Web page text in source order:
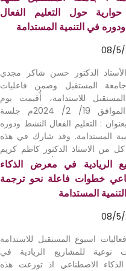
المساعد الدكتور مهدي عبادي مانع و
الدكتور علي كاظم الغرابي،
عامة عن الأهداف والتحديات
بدمج التكنولوجيا والذكاء
في مجال التنمية المستدامة. .
هذه الحلقة عدداً من المتحدثين
الاستاذ الدكتور يوسف خلف يوسف
الشعب الأهلية، والاستاذ
علاء حسين محمد الحمامي رئيس
الاصطناعي في جامعة الشعب،
الدكتور معمر نافع محمد من
قسم الأمن السيبراني .
الجلسة، قدّم السيد رئيس
التقديرية للمتحدثين، تقديرًا
القيمة ومساهماتهم الفعّالة في
النقاشية ودعم تفعيل دور الذكاء
حول التعليم الفعال
في التنمية المستدامة
08/5/
الدكتور حسن شاكر مجدي
المستقبل وضمن فاعليات
للاستدامة، أُقيمت يوم
الاثنين الموافق 19/ 2/ 2024م جلسة
: التعليم الفعال النشط ودوره
المستدامة. وقد شارك في هذه
من الاستاذ الدكتور كاظم كريم
عميد كلية التربية / جامعة بغداد
عبد الحسين صخي المالكي
الكوت الجامعة، والدكتور اسو
مدير مكتب الوكيل العلمي في
بالإضافة إلى مقرر الجلسة الدكتور
مستشار رئيس جامعة
وبدأت الجلسة بمقدمة من الدكتور
عن أهداف التنمية
والتركيز على الهدف الرابع
الريادية في معرض الذكاء
خطوات فاعلة نحو ترجمة
المستدامة
08/5/
اسبوع المستقبل للاستدامة
نوعية للمشاريع الريادية في
الاصطناعي اذ توزعت هذه